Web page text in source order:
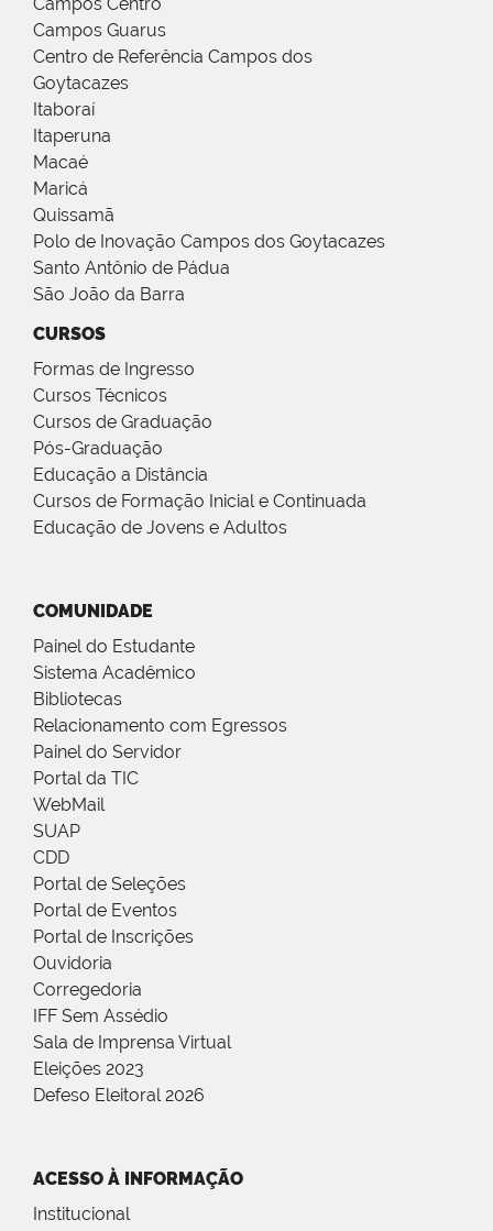
Campos Guarus
Centro de Referência Campos dos
Goytacazes
Itaboraí
Itaperuna
Macaé
Maricá
Quissamã
Polo de Inovação Campos dos Goytacazes
Santo Antônio de Pádua
São João da Barra
CURSOS
Formas de Ingresso
Cursos Técnicos
Cursos de Graduação
Pós-Graduação
Educação a Distância
Cursos de Formação Inicial e Continuada
Educação de Jovens e Adultos
COMUNIDADE
Painel do Estudante
Sistema Acadêmico
Bibliotecas
Relacionamento com Egressos
Painel do Servidor
Portal da TIC
WebMail
SUAP
CDD
Portal de Seleções
Portal de Eventos
Portal de Inscrições
Ouvidoria
Corregedoria
IFF Sem Assédio
Sala de Imprensa Virtual
Eleições 2023
Defeso Eleitoral 2026
ACESSO À INFORMAÇÃO
Institucional